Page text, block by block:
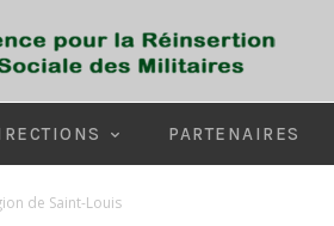
PARTENAIRES
de Saint-Louis